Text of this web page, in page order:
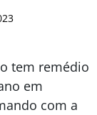
tem remédio
em
com a